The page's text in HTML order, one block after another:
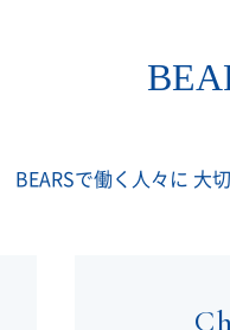
BEARSで働く人々に 大